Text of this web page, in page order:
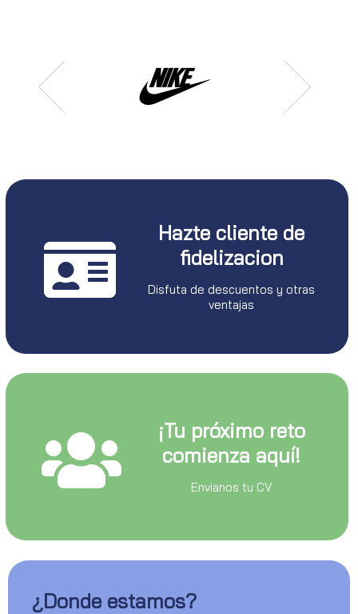
Hazte cliente de
fidelizacion
Disfuta de descuentos y otras
ventajas
¡Tu próximo reto
comienza aquí!
Envianos tu CV
¿Donde estamos?